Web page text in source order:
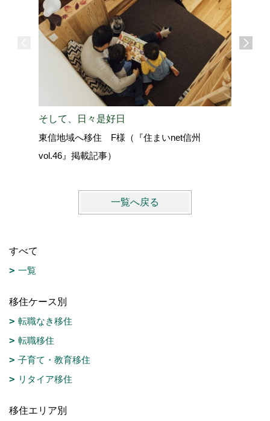
そして、日々是好日
東信地域へ移住 F様（『住まいnet信州
vol.46』掲載記事）
一覧へ戻る
すべて
一覧
移住ケース別
転職なき移住
転職移住
子育て・教育移住
リタイア移住
移住エリア別